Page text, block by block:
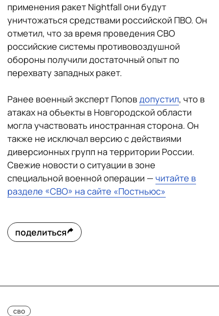
применения ракет Nightfall они будут
уничтожаться средствами российской ПВО. Он
отметил, что за время проведения СВО
российские системы противовоздушной
обороны получили достаточный опыт по
перехвату западных ракет.
Ранее военный эксперт Попов допустил, что в
атаках на объекты в Новгородской области
могла участвовать иностранная сторона. Он
также не исключал версию с действиями
диверсионных групп на территории России.
Свежие новости о ситуации в зоне
специальной военной операции — читайте в
разделе «СВО» на сайте «Постньюс»
поделиться
сво